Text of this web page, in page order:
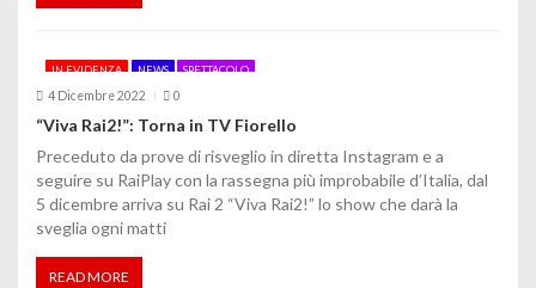
i
c
o
l
i
IN EVIDENZA NEWS SPETTACOLO
4 Dicembre 2022 0
“Viva Rai2!”: Torna in TV Fiorello
Preceduto da prove di risveglio in diretta Instagram e a
seguire su RaiPlay con la rassegna più improbabile d’Italia, dal
5 dicembre arriva su Rai 2 “Viva Rai2!” lo show che darà la
sveglia ogni matti
READ MORE